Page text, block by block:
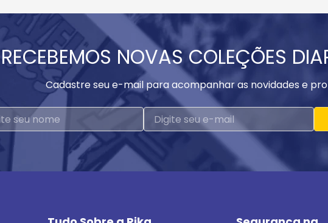
RECEBEMOS NOVAS COLEÇÕES
Cadastre seu e-mail para acompanhar as novidades e